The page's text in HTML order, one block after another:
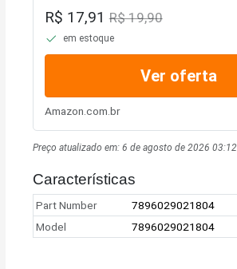
R$ 17,91R$ 19,90
em estoque
Ver oferta
Amazon.com.br
Preço atualizado em:6 de agosto de 2026 03:12
Características
Part Number
7896029021804
Model
7896029021804